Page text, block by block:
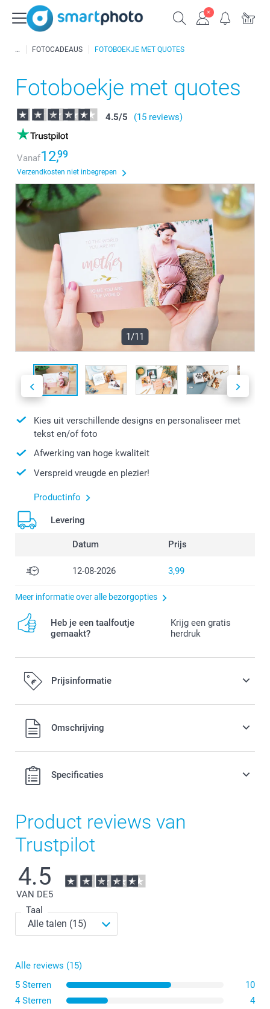
FOTOCADEAUS FOTOBOEKJE MET QUOTES
Fotoboekje met quotes
4.5/5 (15 reviews)
Vanaf12,99
Verzendkosten niet inbegrepen
1/11
Kies uit verschillende designs en personaliseer met
tekst en/of foto
Afwerking van hoge kwaliteit
Verspreid vreugde en plezier!
Productinfo
Levering
Datum Prijs
12-08-2026 3,99
Meer informatie over alle bezorgopties
Heb je een taalfoutje
gemaakt?
Krijg een gratis
herdruk
Prijsinformatie
Alle prijzen zijn in EURO (€) inclusief BTW en exclusief
verzendkosten.Omschrijving
Specificaties
Product reviews van
Trustpilot
4.5
VAN DE5
Taal
Alle reviews (15)
5 Sterren
10
4 Sterren
4